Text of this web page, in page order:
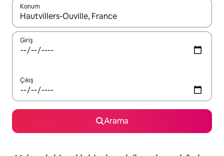
Konum
Sonuçlar kullanılabilir olduğunda yukarı ve aşağı oklarıyla
Giriş
Çıkış
Arama